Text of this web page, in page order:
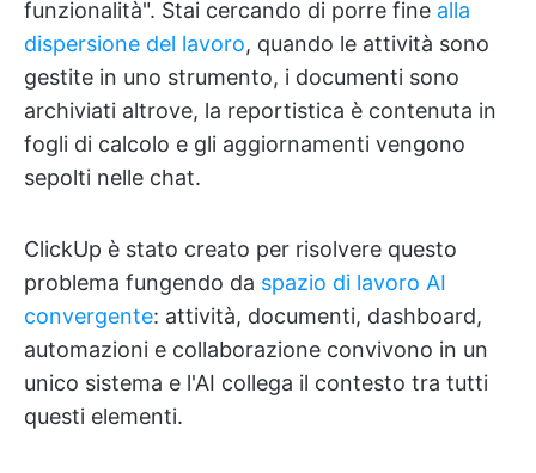
funzionalità". Stai cercando di porre fine alla
dispersione del lavoro, quando le attività sono
gestite in uno strumento, i documenti sono
archiviati altrove, la reportistica è contenuta in
fogli di calcolo e gli aggiornamenti vengono
sepolti nelle chat.
ClickUp è stato creato per risolvere questo
problema fungendo da spazio di lavoro AI
convergente: attività, documenti, dashboard,
automazioni e collaborazione convivono in un
unico sistema e l'AI collega il contesto tra tutti
questi elementi.